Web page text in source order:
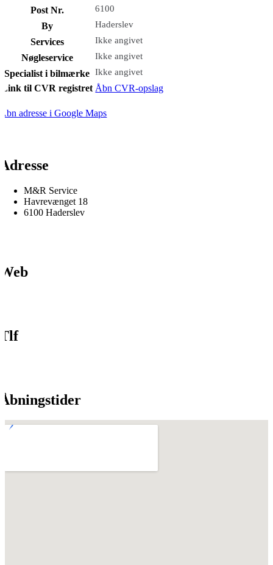
Post Nr. 6100
By Haderslev
Services Ikke angivet
Nøgleservice Ikke angivet
Specialist i bilmærke Ikke angivet
Link til CVR registret Åbn CVR-opslag
Åbn adresse i Google Maps
Adresse
M&R Service
Havrevænget 18
6100 Haderslev
Web
Tlf
Åbningstider